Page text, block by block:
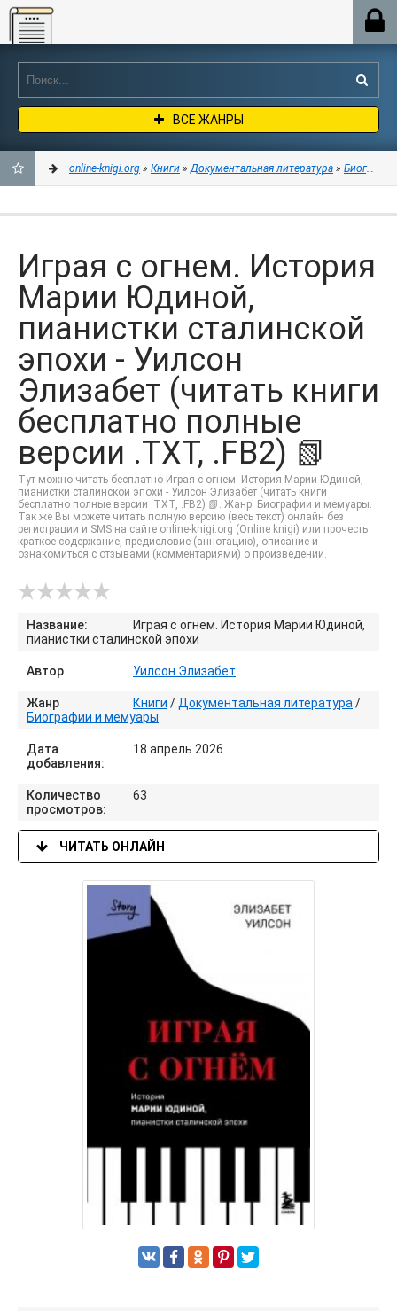
Online-knigi.org
ВСЕ ЖАНРЫ
ЗАКЛАДКИ
online-knigi.org » Книги »Документальная литература »
Играя с огнем. История
Марии Юдиной,
пианистки сталинской
эпохи - Уилсон
Элизабет (читать книги
бесплатно полные
версии .TXT, .FB2) 📗
Тут можно читать бесплатно Играя с огнем. История Марии Юдиной,
пианистки сталинской эпохи - Уилсон Элизабет (читать книги
бесплатно полные версии .TXT, .FB2) 📗. Жанр: Биографии и мемуары.
Так же Вы можете читать полную версию (весь текст) онлайн без
регистрации и SMS на сайте online-knigi.org (Online knigi) или прочесть
краткое содержание, предисловие (аннотацию), описание и
ознакомиться с отзывами (комментариями) о произведении.
Название:
Играя с огнем. История Марии Юдиной,
пианистки сталинской эпохи
Автор Уилсон Элизабет
Жанр Книги / Документальная литература /
Биографии и мемуары
Дата
добавления:
18 апрель 2026
Количество
просмотров:
63
ЧИТАТЬ ОНЛАЙН